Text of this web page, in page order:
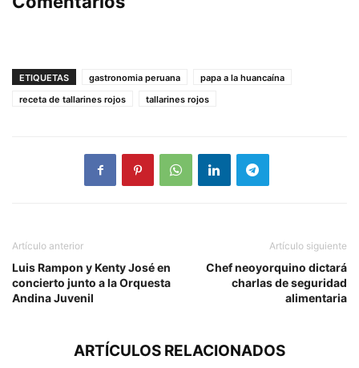
ETIQUETAS gastronomia peruana
papa a la huancaína
receta de tallarines rojos
tallarines rojos
Artículo anterior
Luis Rampon y Kenty José en
concierto junto a la Orquesta
Andina Juvenil
Artículo siguiente
Chef neoyorquino dictará
charlas de seguridad
alimentaria
ARTÍCULOS RELACIONADOS